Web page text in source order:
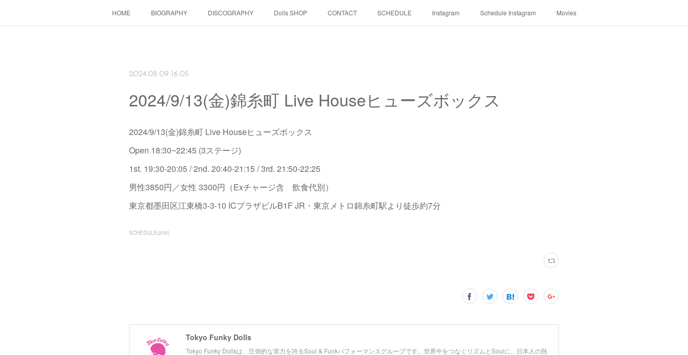
HOME BIOGRAPHY DISCOGRAPHY Dolls SHOP CONTACT SCHEDULE Instagram Schedule Instagram Movies
2024.08.09 16:05
2024/9/13(金)錦糸町 Live Houseヒューズボックス
2024/9/13(金)錦糸町 Live Houseヒューズボックス
Open 18:30~22:45 (3ステージ)
1st. 19:30-20:05 / 2nd. 20:40-21:15 / 3rd. 21:50-22:25
男性3850円／女性 3300円（Exチャージ含 飲食代別）
東京都墨田区江東橋3-3-10 ICプラザビルB1F JR・東京メトロ錦糸町駅より徒歩約7分
SCHEDULE(206)
Tokyo Funky Dolls
Tokyo Funky Dollsは、圧倒的な実力を誇るSoul & Funkパフォーマンスグループです。世界中をつなぐリズムとSoulに、日本人の熱